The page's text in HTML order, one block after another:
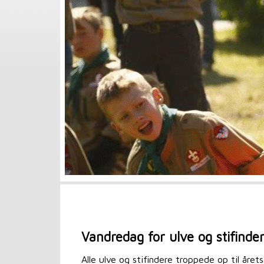
Vandredag for ulve og
Alle ulve og stifindere troppede op til årets